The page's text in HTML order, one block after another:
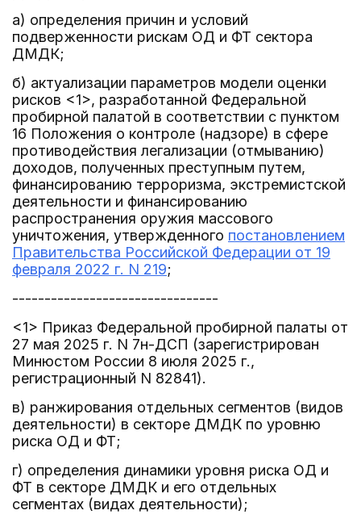
а) определения причин и условий
подверженности рискам ОД и ФТ сектора
ДМДК;
б) актуализации параметров модели оценки
рисков <1>, разработанной Федеральной
пробирной палатой в соответствии с пунктом
16 Положения о контроле (надзоре) в сфере
противодействия легализации (отмыванию)
доходов, полученных преступным путем,
финансированию терроризма, экстремистской
деятельности и финансированию
распространения оружия массового
уничтожения, утвержденного постановлением
Правительства Российской Федерации от 19
февраля 2022 г. N 219;
--------------------------------
<1> Приказ Федеральной пробирной палаты от
27 мая 2025 г. N 7н-ДСП (зарегистрирован
Минюстом России 8 июля 2025 г.,
регистрационный N 82841).
в) ранжирования отдельных сегментов (видов
деятельности) в секторе ДМДК по уровню
риска ОД и ФТ;
г) определения динамики уровня риска ОД и
ФТ в секторе ДМДК и его отдельных
сегментах (видах деятельности);